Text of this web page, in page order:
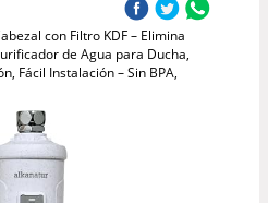
con Filtro KDF – Elimina
de Agua para Ducha,
Fácil Instalación – Sin BPA,